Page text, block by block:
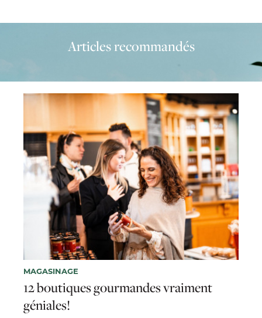
Articles recommandés
MAGASINAGE
12 boutiques gourmandes vraiment
géniales!